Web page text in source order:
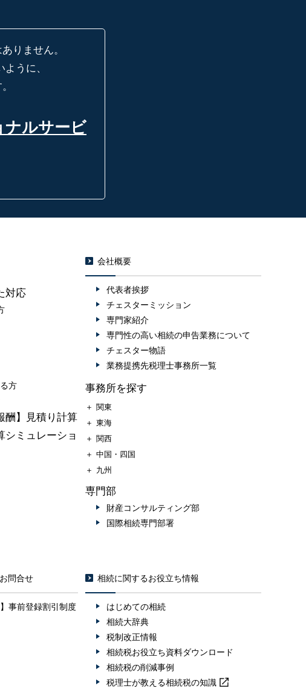
りません。
うに、
ナルサービ
対応
方
酬】見積り計算
シミュレーショ
会社概要
代表者挨拶
チェスターミッション
専門家紹介
専門性の高い相続の申告業務について
チェスター物語
業務提携先税理士事務所一覧
事務所を探す
＋ 関東
＋ 東海
＋ 関西
＋ 中国・四国
＋ 九州
専門部
財産コンサルティング部
国際相続専門部署
問合せ
事前登録割引制度
相続に関するお役立ち情報
はじめての相続
相続大辞典
税制改正情報
相続税お役立ち資料ダウンロード
相続税の削減事例
税理士が教える相続税の知識